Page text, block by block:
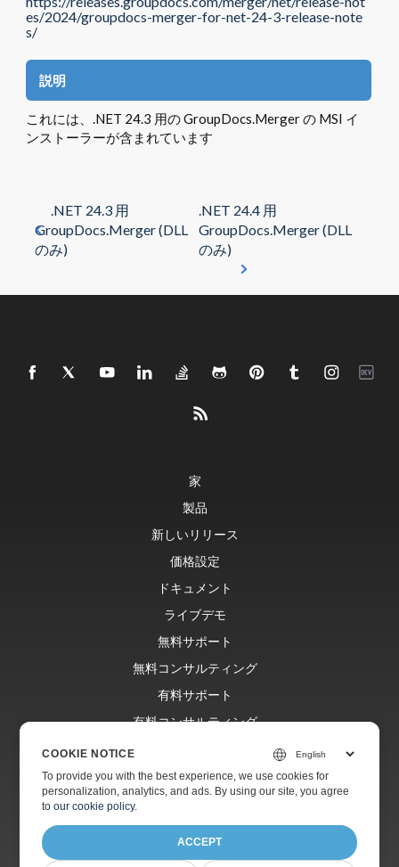
es/2024/groupdocs-merger-for-net-24-3-release-note
s/
説明
これには、.NET 24.3 用の GroupDocs.Merger の MSI イ
ンストーラーが含まれています
.NET 24.3 用
GroupDocs.Merger (DLL
のみ)
.NET 24.4 用
GroupDocs.Merger (DLL
のみ)
家
製品
新しいリリース
価格設定
ドキュメント
ライブデモ
無料サポート
無料コンサルティング
有料サポート
有料コンサルティング
ウェブサイト
COOKIE NOTICE
To provide you with the best experience, we use cookies for
personalization, analytics, and ads. By using our site, you agree
toour cookie policy.
ACCEPT